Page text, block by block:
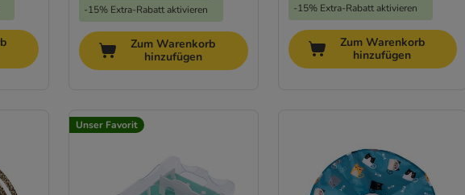
-15% Extra-Rabatt aktivieren
Zum Warenkorb
hinzufügen
-15% Extra-Rabatt aktivieren
Zum Warenkorb
hinzufügen
Unser Favorit